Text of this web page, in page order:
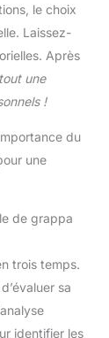
le choix
Laissez-
Après
une
!
du
une
de grappa
trois temps.
sa
identifier les